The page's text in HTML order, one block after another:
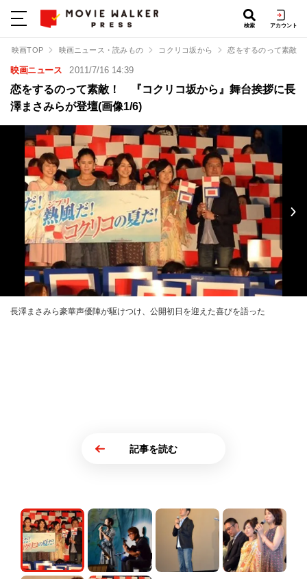
検索 アカウント
映画TOP 映画ニュース・読みもの コクリコ坂から 恋をするのって素敵
映画ニュース 2011/7/16 14:39
恋をするのって素敵！ 『コクリコ坂から』舞台挨拶に長
澤まさみらが登壇(画像1/6)
長澤まさみら豪華声優陣が駆けつけ、公開初日を迎えた喜びを語った
記事を読む